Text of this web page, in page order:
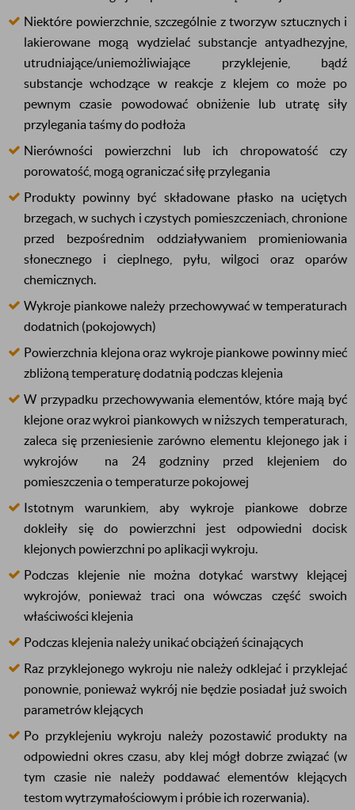
Niektóre powierzchnie, szczególnie z tworzyw sztucznych i
lakierowane mogą wydzielać substancje antyadhezyjne,
utrudniające/uniemożliwiające przyklejenie, bądź
substancje wchodzące w reakcje z klejem co może po
pewnym czasie powodować obniżenie lub utratę siły
przylegania taśmy do podłoża
Nierówności powierzchni lub ich chropowatość czy
porowatość, mogą ograniczać siłę przylegania
Produkty powinny być składowane płasko na uciętych
brzegach, w suchych i czystych pomieszczeniach, chronione
przed bezpośrednim oddziaływaniem promieniowania
słonecznego i cieplnego, pyłu, wilgoci oraz oparów
chemicznych.
Wykroje piankowe należy przechowywać w temperaturach
dodatnich (pokojowych)
Powierzchnia klejona oraz wykroje piankowe powinny mieć
zbliżoną temperaturę dodatnią podczas klejenia
W przypadku przechowywania elementów, które mają być
klejone oraz wykroi piankowych w niższych temperaturach,
zaleca się przeniesienie zarówno elementu klejonego jak i
wykrojów na 24 godzniny przed klejeniem do
pomieszczenia o temperaturze pokojowej
Istotnym warunkiem, aby wykroje piankowe dobrze
dokleiły się do powierzchni jest odpowiedni docisk
klejonych powierzchni po aplikacji wykroju.
Podczas klejenie nie można dotykać warstwy klejącej
wykrojów, ponieważ traci ona wówczas część swoich
właściwości klejenia
Podczas klejenia należy unikać obciążeń ścinających
Raz przyklejonego wykroju nie należy odklejać i przyklejać
ponownie, ponieważ wykrój nie będzie posiadał już swoich
parametrów klejących
Po przyklejeniu wykroju należy pozostawić produkty na
odpowiedni okres czasu, aby klej mógł dobrze związać (w
tym czasie nie należy poddawać elementów klejących
testom wytrzymałościowym i próbie ich rozerwania).